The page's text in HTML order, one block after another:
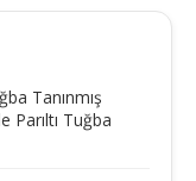
Tanınmış
Parıltı Tuğba